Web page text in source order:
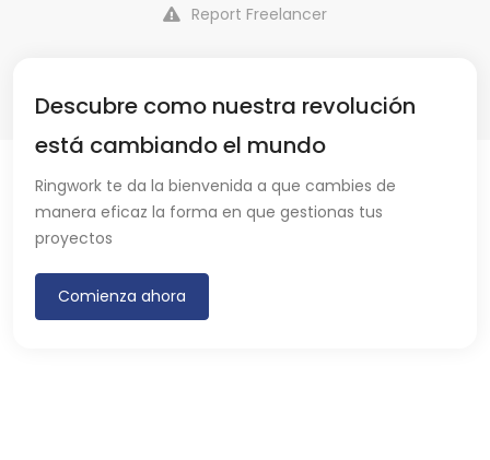
Report Freelancer
Descubre como nuestra revolución
está cambiando el mundo
Ringwork te da la bienvenida a que cambies de
manera eficaz la forma en que gestionas tus
proyectos
Comienza ahora